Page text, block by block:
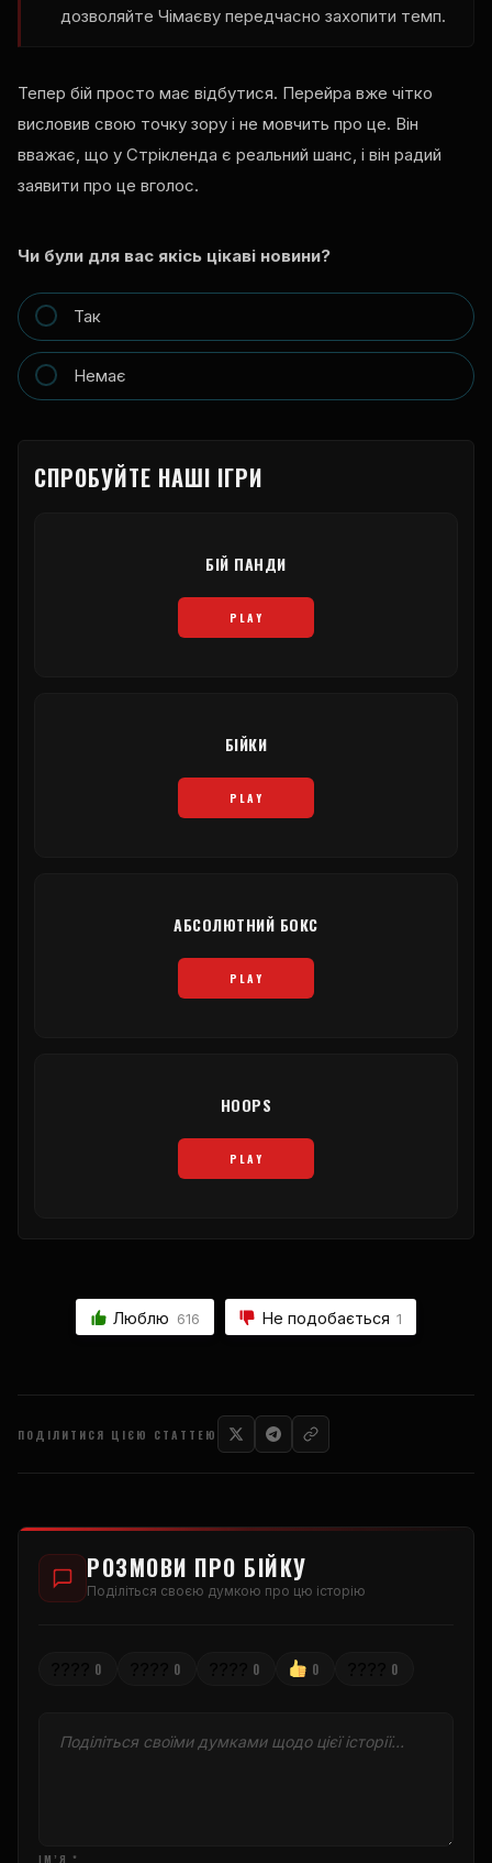
дозволяйте Чімаєву передчасно захопити темп.
Тепер бій просто має відбутися. Перейра вже чітко
висловив свою точку зору і не мовчить про це. Він
вважає, що у Стрікленда є реальний шанс, і він радий
заявити про це вголос.
Чи були для вас якісь цікаві новини?
Так
Немає
СПРОБУЙТЕ НАШІ ІГРИ
БІЙ ПАНДИ
PLAY
БІЙКИ
PLAY
АБСОЛЮТНИЙ БОКС
PLAY
HOOPS
PLAY
Люблю 616 Не подобається 1
ПОДІЛИТИСЯ ЦІЄЮ СТАТТЕЮ
РОЗМОВИ ПРО БІЙКУ
Поділіться своєю думкою про цю історію
0 0 0 0 0
ІМ’Я *